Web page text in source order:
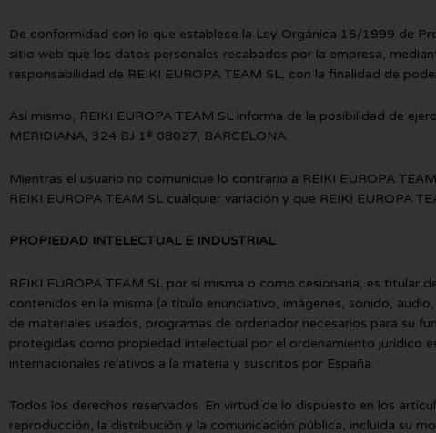
De conformidad con lo que establece la Ley Orgánica 15/1999 de
sitio web que los datos personales recabados por la empresa,
responsabilidad de REIKI EUROPA TEAM SL, con la finalidad de
Así mismo, REIKI EUROPA TEAM SL informa de la posibilidad de
MERIDIANA, 324 BJ 1ª 08027, BARCELONA.
Mientras el usuario no comunique lo contrario a REIKI EUROPA
REIKI EUROPA TEAM SL cualquier variación y que REIKI EUROPA
PROPIEDAD INTELECTUAL E INDUSTRIAL
REIKI EUROPA TEAM SL por sí misma o como cesionaria, es
contenidos en la misma (a título enunciativo, imágenes, sonido,
de materiales usados, programas de ordenador necesarios para su
protegidas como propiedad intelectual por el ordenamiento jurídico
internacionales relativos a la materia y suscritos por España.
Todos los derechos reservados. En virtud de lo dispuesto en los
reproducción, la distribución y la comunicación pública, incluida su